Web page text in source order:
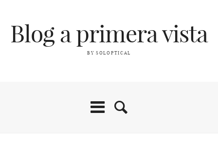
Blog a primera vista
BY SOLOPTICAL